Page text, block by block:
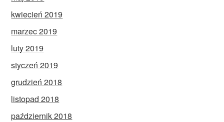
kwiecień 2019
marzec 2019
luty 2019
styczeń 2019
grudzień 2018
listopad 2018
październik 2018